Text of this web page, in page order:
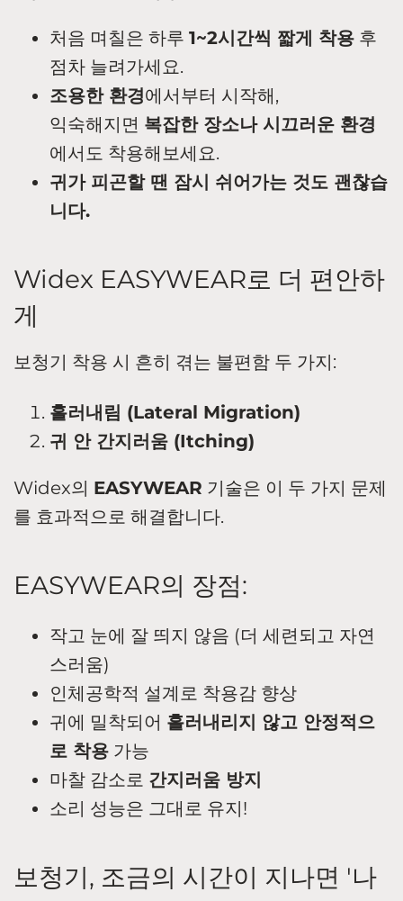
처음 며칠은 하루 1~2시간씩 짧게 착용 후
점차 늘려가세요.
조용한 환경에서부터 시작해,
익숙해지면 복잡한 장소나 시끄러운 환경
에서도 착용해보세요.
귀가 피곤할 땐 잠시 쉬어가는 것도 괜찮습
니다.
Widex EASYWEAR로 더 편안하
게
보청기 착용 시 흔히 겪는 불편함 두 가지:
흘러내림 (Lateral Migration)
귀 안 간지러움 (Itching)
Widex의 EASYWEAR 기술은 이 두 가지 문제
를 효과적으로 해결합니다.
EASYWEAR의 장점:
작고 눈에 잘 띄지 않음 (더 세련되고 자연
스러움)
인체공학적 설계로 착용감 향상
귀에 밀착되어 흘러내리지 않고 안정적으
로 착용 가능
마찰 감소로 간지러움 방지
소리 성능은 그대로 유지!
보청기, 조금의 시간이 지나면 '나